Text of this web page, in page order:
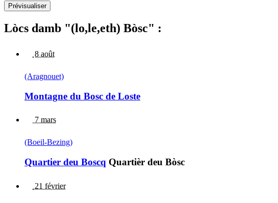
Lòcs damb "(lo,le,eth) Bòsc" :
8 août
(Aragnouet)
Montagne du Bosc de Loste
7 mars
(Boeil-Bezing)
Quartier deu Boscq Quartièr deu Bòsc
21 février